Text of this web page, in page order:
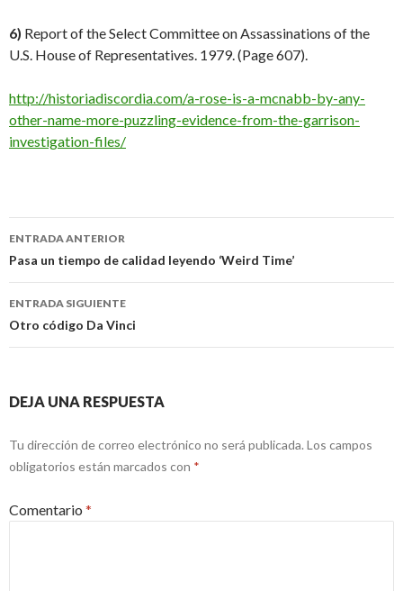
6) Report of the Select Committee on Assassinations of the
U.S. House of Representatives. 1979. (Page 607).
http://historiadiscordia.com/a-rose-is-a-mcnabb-by-any-
other-name-more-puzzling-evidence-from-the-garrison-
investigation-files/
Navegación
de
entradas
ENTRADA ANTERIOR
Pasa un tiempo de calidad leyendo ‘Weird Time’
ENTRADA SIGUIENTE
Otro código Da Vinci
DEJA UNA RESPUESTA
Tu dirección de correo electrónico no será publicada.Los campos
obligatorios están marcados con *
Comentario *